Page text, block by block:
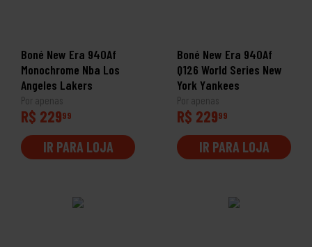
Boné New Era 940Af
Monochrome Nba Los
Angeles Lakers
Por apenas
R$ 22999
IR PARA LOJA
Boné New Era 940Af
Q126 World Series New
York Yankees
Por apenas
R$ 22999
IR PARA LOJA